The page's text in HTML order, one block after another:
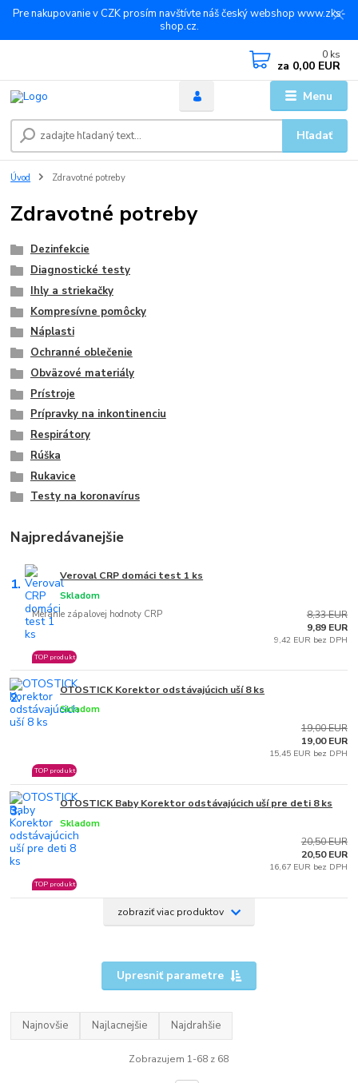
Pre nakupovanie v CZK prosím navštívte náš český webshop www.zks-
shop.cz.
Menu
Hľadať
0 ks
za 0,00 EUR
Úvod Zdravotné potreby
Zdravotné potreby
Dezinfekcie
Diagnostické testy
Ihly a striekačky
Kompresívne pomôcky
Náplasti
Ochranné oblečenie
Obväzové materiály
Prístroje
Prípravky na inkontinenciu
Respirátory
Rúška
Rukavice
Testy na koronavírus
Najpredávanejšie
1. Veroval CRP domáci test 1 ks
Meranie zápalovej hodnoty CRP
Skladom
TOP produkt
8,33 EUR
9,89 EUR
9,42 EUR bez DPH
2. OTOSTICK Korektor odstávajúcich uší 8 ks
Skladom
TOP produkt
19,00 EUR
19,00 EUR
15,45 EUR bez DPH
3. OTOSTICK Baby Korektor odstávajúcich uší pre deti 8 ks
Skladom
TOP produkt
20,50 EUR
20,50 EUR
16,67 EUR bez DPH
zobraziť viac produktov
Upresniť parametre
Najnovšie Najlacnejšie Najdrahšie
Zobrazujem 1-68 z 68